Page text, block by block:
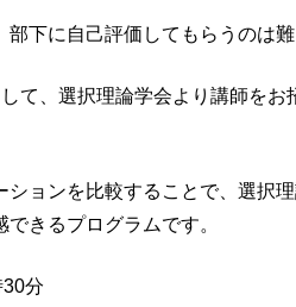
下に自己評価してもらうのは難
て、選択理論学会より講師をお
ョンを比較することで、選択
きるプログラムです。
分